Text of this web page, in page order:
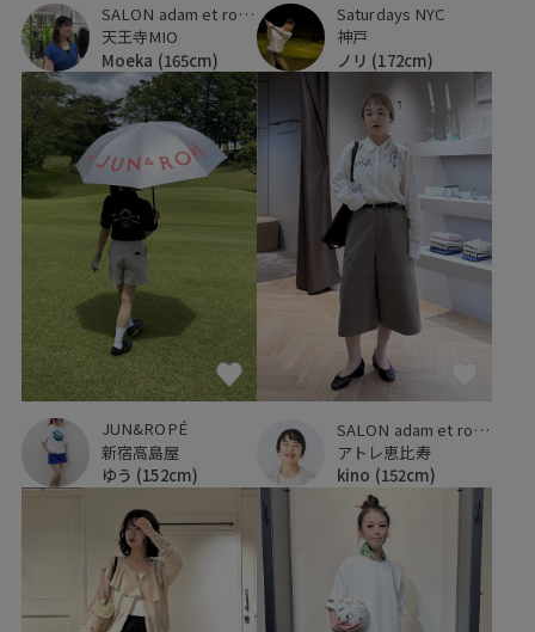
SALON adam et ropé
天王寺MIO
Moeka (165cm)
Saturdays NYC
神戸
ノリ (172cm)
JUN&ROPÉ
新宿高島屋
ゆう (152cm)
SALON adam et ropé
アトレ恵比寿
kino (152cm)